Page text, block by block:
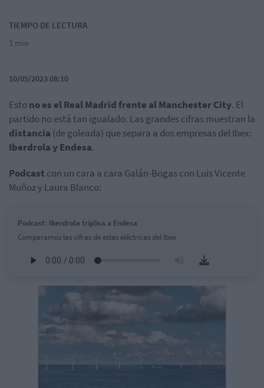
TIEMPO DE LECTURA
1 min
10/05/2023 08:10
Esto no es el Real Madrid frente al Manchester City. El
partido no está tan igualado. Las grandes cifras muestran la
distancia (de goleada) que separa a dos empresas del Ibex:
Iberdrola y Endesa.
Podcast con un cara a cara Galán-Bogas con Luis Vicente
Muñoz y Laura Blanco:
Podcast: Iberdrola triplica a Endesa
Comparamos las cifras de estas eléctricas del Ibex